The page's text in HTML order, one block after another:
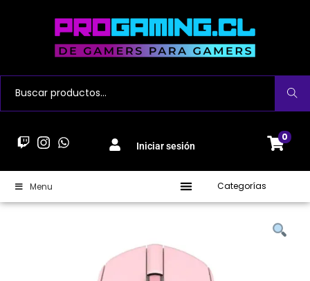
Buscar
Iniciar sesión
0
Menu Categorías